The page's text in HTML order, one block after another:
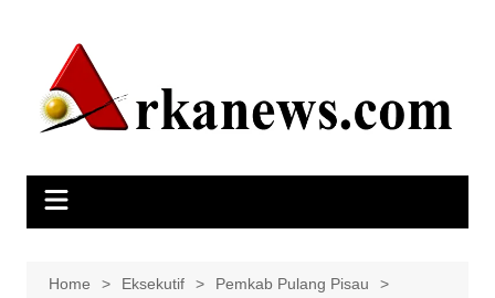
Home Eksekutif
Pemkab Pulang Pisau